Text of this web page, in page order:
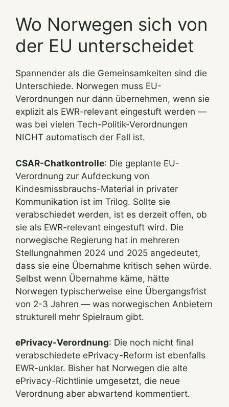
Wo Norwegen sich von
der EU unterscheidet
Spannender als die Gemeinsamkeiten sind die
Unterschiede. Norwegen muss EU-
Verordnungen nur dann übernehmen, wenn sie
explizit als EWR-relevant eingestuft werden —
was bei vielen Tech-Politik-Verordnungen
NICHT automatisch der Fall ist.
CSAR-Chatkontrolle: Die geplante EU-
Verordnung zur Aufdeckung von
Kindesmissbrauchs-Material in privater
Kommunikation ist im Trilog. Sollte sie
verabschiedet werden, ist es derzeit offen, ob
sie als EWR-relevant eingestuft wird. Die
norwegische Regierung hat in mehreren
Stellungnahmen 2024 und 2025 angedeutet,
dass sie eine Übernahme kritisch sehen würde.
Selbst wenn Übernahme käme, hätte
Norwegen typischerweise eine Übergangsfrist
von 2-3 Jahren — was norwegischen Anbietern
strukturell mehr Spielraum gibt.
ePrivacy-Verordnung: Die noch nicht final
verabschiedete ePrivacy-Reform ist ebenfalls
EWR-unklar. Bisher hat Norwegen die alte
ePrivacy-Richtlinie umgesetzt, die neue
Verordnung aber abwartend kommentiert.